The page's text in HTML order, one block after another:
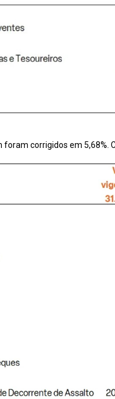
corrigidos em 5,68%.